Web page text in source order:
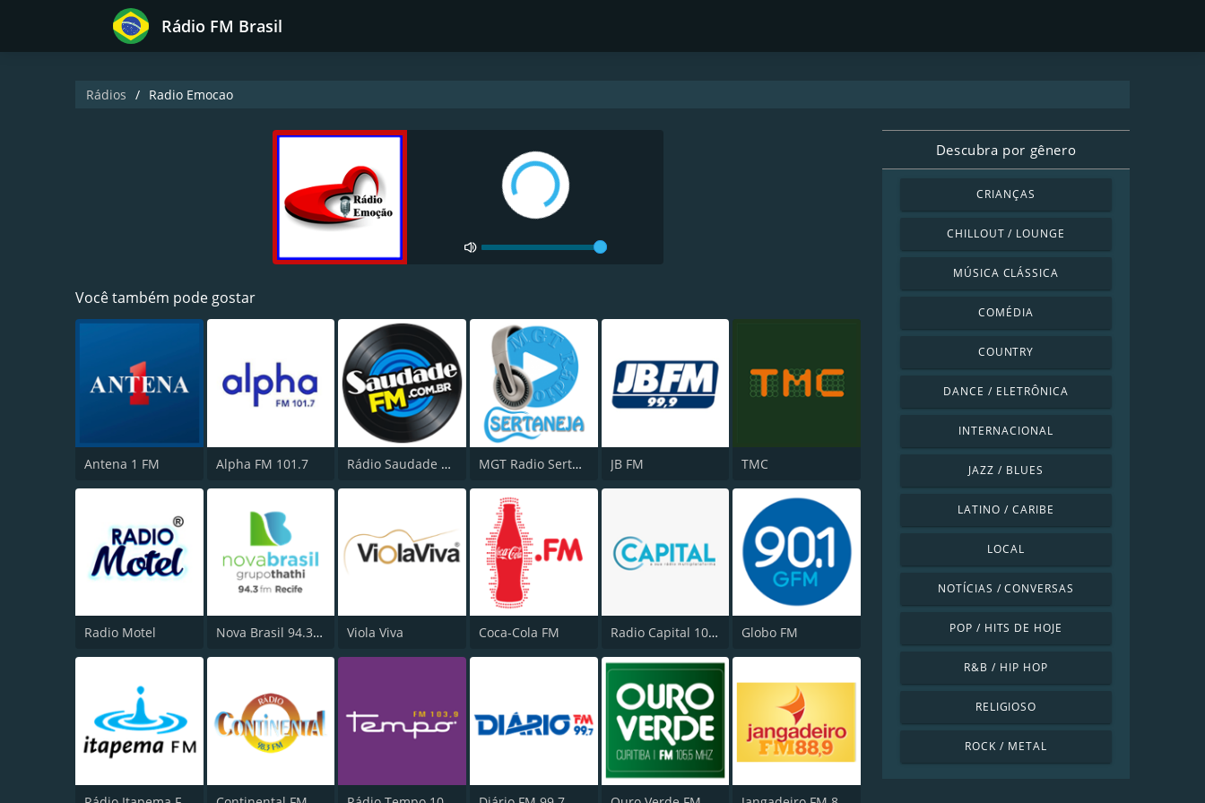
Rádio FM Brasil
Rádios Radio Emocao
Você também pode gostar
Antena 1 FM Alpha FM 101.7 Rádio Saudade FM 100.7 MGT Radio Sertaneja JB FM TMC
Radio Motel Nova Brasil 94.3 FM Viola Viva Coca-Cola FM Radio Capital 1040 AM Globo FM
Descubra por gênero
CRIANÇAS
CHILLOUT / LOUNGE
MÚSICA CLÁSSICA
COMÉDIA
COUNTRY
DANCE / ELETRÔNICA
INTERNACIONAL
JAZZ / BLUES
LATINO / CARIBE
LOCAL
NOTÍCIAS / CONVERSAS
POP / HITS DE HOJE
R&B / HIP HOP
RELIGIOSO
ROCK / METAL